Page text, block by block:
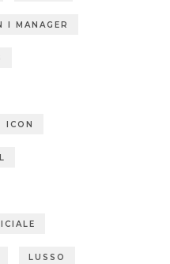
I MANAGER
ICON
LUSSO